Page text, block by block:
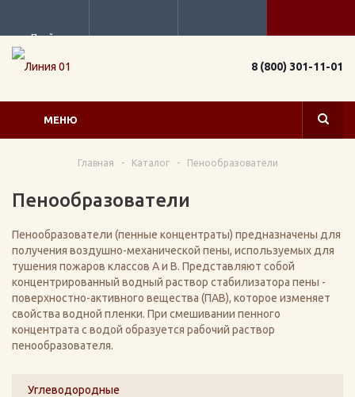
Прайс
8 (800) 301-11-01
МЕНЮ
Главная - Каталог - Пенообразователи
Пенообразователи
Пенообразователи (пенные концентраты) предназначены для
получения воздушно-механической пены, используемых для
тушения пожаров классов А и В. Представляют собой
концентрированный водный раствор стабилизатора пены -
поверхностно-активного вещества (ПАВ), которое изменяет
свойства водной пленки. При смешивании пенного
концентрата с водой образуется рабочий раствор
пенообразователя.
Углеводородные